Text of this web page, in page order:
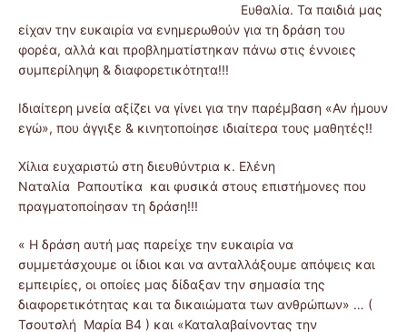
Ευθαλία. Τα παιδιά μας
είχαν την ευκαιρία να ενημερωθούν για τη δράση του
φορέα, αλλά και προβληματίστηκαν πάνω στις έννοιες
συμπερίληψη & διαφορετικότητα!!!
Ιδιαίτερη μνεία αξίζει να γίνει για την παρέμβαση «Αν ήμουν
εγώ», που άγγιξε & κινητοποίησε ιδιαίτερα τους μαθητές!!
Χίλια ευχαριστώ στη διευθύντρια κ. Ελένη
Ναταλία Ραπουτίκα και φυσικά στους επιστήμονες που
πραγματοποίησαν τη δράση!!!
« Η δράση αυτή μας παρείχε την ευκαιρία να
συμμετάσχουμε οι ίδιοι και να ανταλλάξουμε απόψεις και
εμπειρίες, οι οποίες μας δίδαξαν την σημασία της
διαφορετικότητας και τα δικαιώματα των ανθρώπων» … (
Τσουτσλή Μαρία Β4 ) και «Καταλαβαίνοντας την